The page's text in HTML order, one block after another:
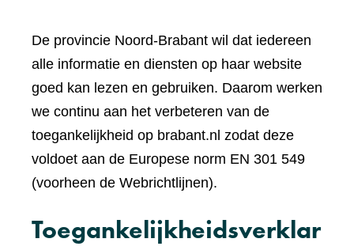
De provincie Noord-Brabant wil dat iedereen
alle informatie en diensten op haar website
goed kan lezen en gebruiken. Daarom werken
we continu aan het verbeteren van de
toegankelijkheid op brabant.nl zodat deze
voldoet aan de Europese norm EN 301 549
(voorheen de Webrichtlijnen).
Toegankelijkheidsverklar